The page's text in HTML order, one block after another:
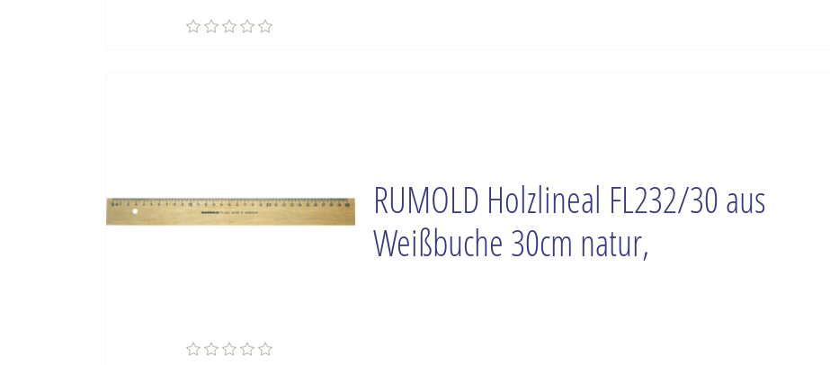
RUMOLD Holzlineal FL232/30 aus
Weißbuche 30cm natur,